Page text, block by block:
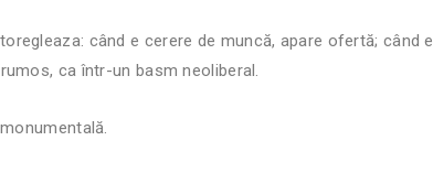
când e cerere de muncă, apare ofertă; când e
ca într-un basm neoliberal.